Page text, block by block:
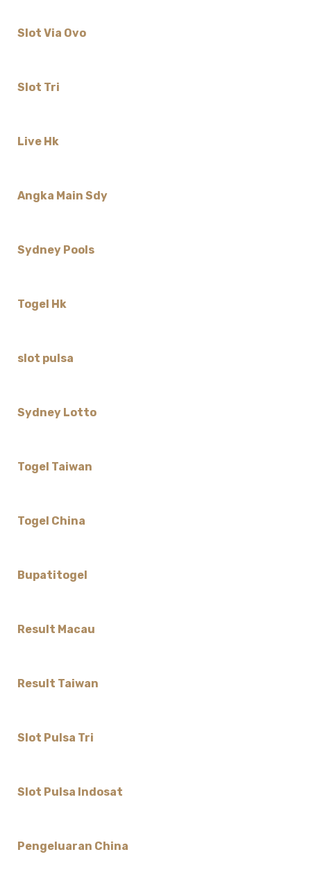
Slot Via Ovo
Slot Tri
Live Hk
Angka Main Sdy
Sydney Pools
Togel Hk
slot pulsa
Sydney Lotto
Togel Taiwan
Togel China
Bupatitogel
Result Macau
Result Taiwan
Slot Pulsa Tri
Slot Pulsa Indosat
Pengeluaran China